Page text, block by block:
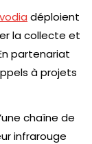
déploient
la collecte et
partenariat
à projets
chaîne de
infrarouge